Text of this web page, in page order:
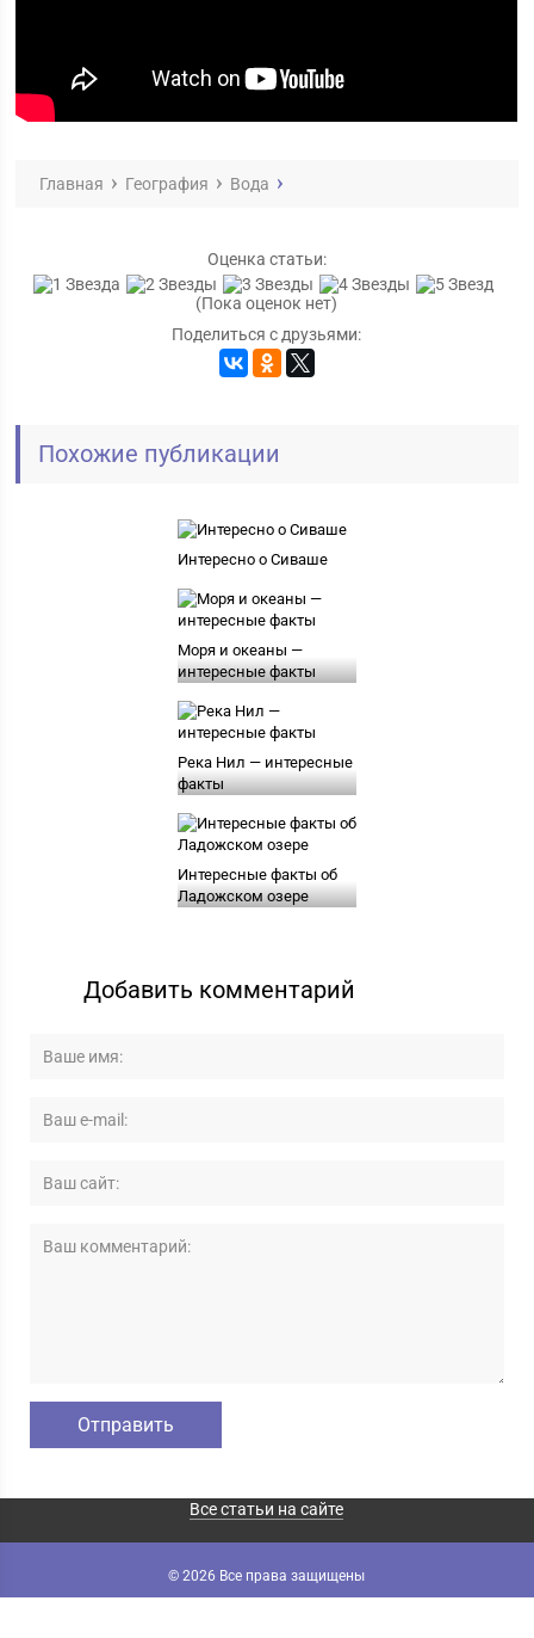
Главная География Вода
Оценка статьи:
(Пока оценок нет)
Поделиться с друзьями:
Похожие публикации
Интересно о Сиваше
Моря и океаны —
интересные факты
Река Нил — интересные
факты
Интересные факты об
Ладожском озере
Добавить комментарий
Все статьи на сайте
© 2026 Все права защищены